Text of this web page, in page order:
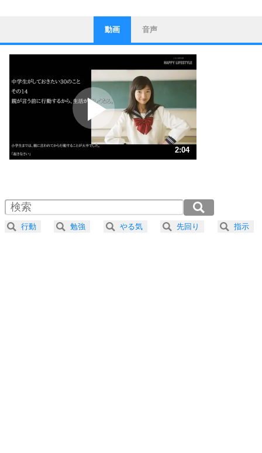
1
ストレス対策
他人と比べない。
いっそのこと、他人を見ない。
いらいらしない人になる30の方法
プラス思考
ポジティブになれない原因は、行動しないから。
ポジティブ思考になる30の方法
ストレス対策
人生、なんとかなるもの。
気楽に生きる30の方法
4 器の大きい人は、怒りを優しさで表現する。
プラス思考
動画 音声
2:04
2.0倍速 （244KB 1分2秒）
2.5倍速 （195KB 49秒）
3.0倍速 （163KB 41秒）
行動 勉強 やる気 先回り 指示